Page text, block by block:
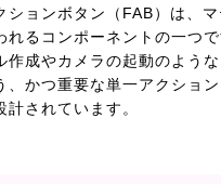
ションボタン（FAB）は、
れるコンポーネントの一つ
作成やカメラの起動のよう
、かつ重要な単一アクショ
されています。